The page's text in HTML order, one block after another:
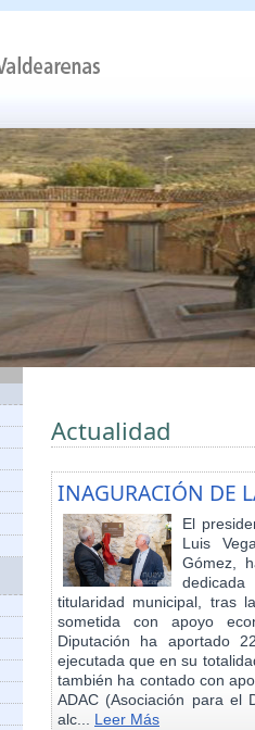
Actualidad
INAGURACIÓN DE
El
Luis
Gómez,
titularidad municipal, tras
sometida con apoyo
Diputación ha aportado
ejecutada que en su
también ha contado con
ADAC (Asociación para el
alc... Leer Más